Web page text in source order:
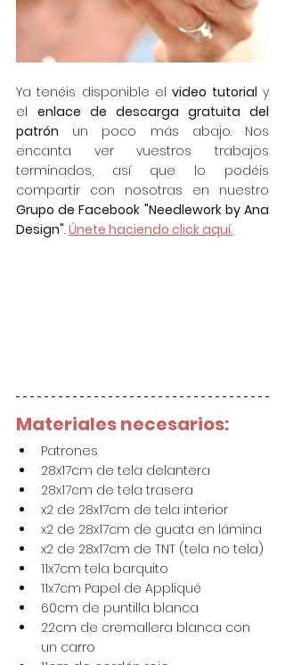
Ya tenéis disponible el video tutorial y
el enlace de descarga gratuita del
patrón un poco más abajo. Nos
encanta ver vuestros trabajos
terminados, así que lo podéis
Grupo de Facebook "Needlework by Ana
Design". Únete haciendo click aquí.
Materiales necesarios:
Patrones
28x17cm de tela delantera
28x17cm de tela trasera
x2 de 28x17cm de tela interior
x2 de 28x17cm de guata en lámina
x2 de 28x17cm de TNT (tela no tela)
11x7cm tela barquito
11x7cm Papel de Appliqué
60cm de puntilla blanca
22cm de cremallera blanca con
un carro